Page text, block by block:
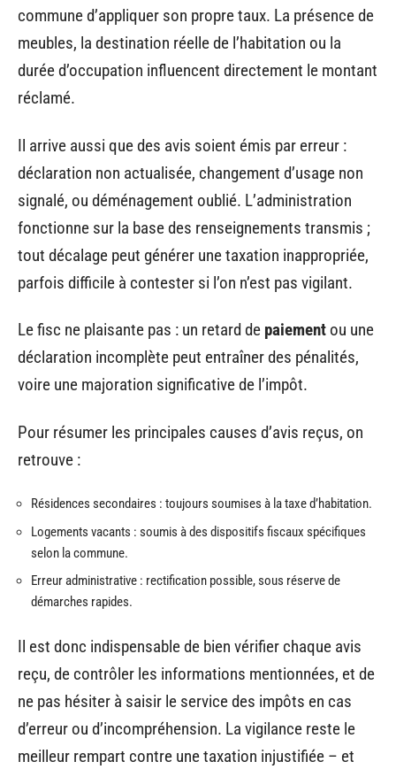
commune d’appliquer son propre taux. La présence de
meubles, la destination réelle de l’habitation ou la
durée d’occupation influencent directement le montant
réclamé.
Il arrive aussi que des avis soient émis par erreur :
déclaration non actualisée, changement d’usage non
signalé, ou déménagement oublié. L’administration
fonctionne sur la base des renseignements transmis ;
tout décalage peut générer une taxation inappropriée,
parfois difficile à contester si l’on n’est pas vigilant.
Le fisc ne plaisante pas : un retard de paiement ou une
déclaration incomplète peut entraîner des pénalités,
voire une majoration significative de l’impôt.
Pour résumer les principales causes d’avis reçus, on
retrouve :
Résidences secondaires : toujours soumises à la taxe d’habitation.
Logements vacants : soumis à des dispositifs fiscaux spécifiques
selon la commune.
Erreur administrative : rectification possible, sous réserve de
démarches rapides.
Il est donc indispensable de bien vérifier chaque avis
reçu, de contrôler les informations mentionnées, et de
ne pas hésiter à saisir le service des impôts en cas
d’erreur ou d’incompréhension. La vigilance reste le
meilleur rempart contre une taxation injustifiée – et